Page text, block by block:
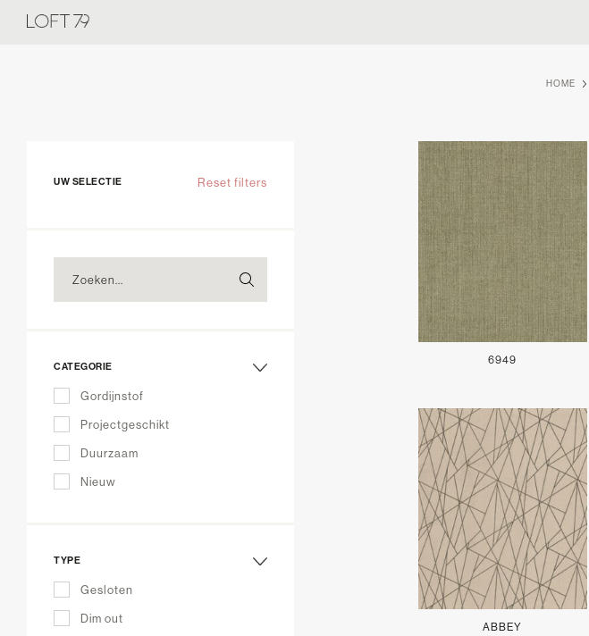
HOME
UW SELECTIE Reset filters
CATEGORIE
Gordijnstof
Projectgeschikt
Duurzaam
Nieuw
TYPE
Gesloten
Dim out
6949
ABBEY